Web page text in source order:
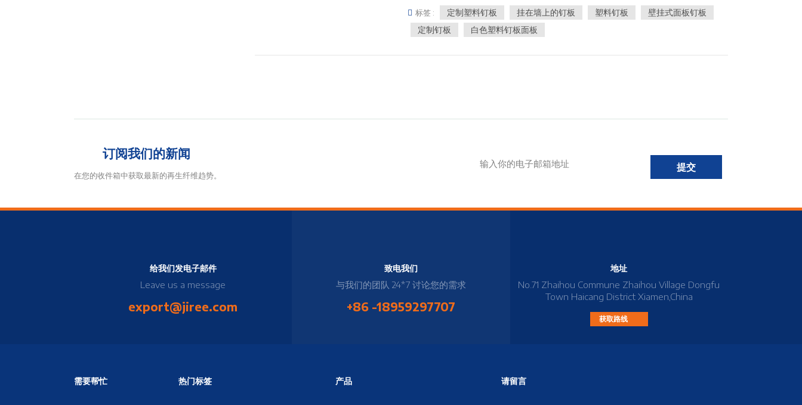
示成为库存和展示要求不断变化的商店的绝佳选择。与可能需要大量重新配置以适应新产品或布局的
传统展示不同，塑料钉板展示可以轻松调整以满足您的需求。 5.成本效益 塑料钉板展示架对于零售商
来说也是一种经济高效的选择。与昂贵且需要专门工具和硬件的传统显示器不同，塑料钉板显示器价
整显示器以满足不断变化的需求，而无需购买全新的系统。 6.多才多艺 塑料钉板展示用途广泛，可用
标签 : 定制塑料钉板 挂在墙上的钉板 塑料钉板
壁挂式面板钉板
定制钉板
白色塑料钉板面板
订阅我们的新闻
在您的收件箱中获取最新的再生纤维趋势。
提交
给我们发电子邮件
Leave us a message
export@jiree.com
致电我们
与我们的团队 24*7 讨论您的需求
+86 -18959297707
地址
No.71 Zhaihou Commune Zhaihou Village Dongfu
Town Haicang District Xiamen,China
获取路线
需要帮忙 热门标签 产品 请留言